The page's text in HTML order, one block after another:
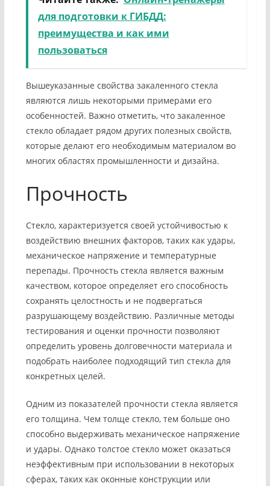
для подготовки к ГИБДД:
преимущества и как ими
пользоваться
Вышеуказанные свойства закаленного стекла
являются лишь некоторыми примерами его
особенностей. Важно отметить, что закаленное
стекло обладает рядом других полезных свойств,
которые делают его необходимым материалом во
многих областях промышленности и дизайна.
Прочность
Стекло, характеризуется своей устойчивостью к
воздействию внешних факторов, таких как удары,
механическое напряжение и температурные
перепады. Прочность стекла является важным
качеством, которое определяет его способность
сохранять целостность и не подвергаться
разрушающему воздействию. Различные методы
тестирования и оценки прочности позволяют
определить уровень долговечности материала и
подобрать наиболее подходящий тип стекла для
конкретных целей.
Одним из показателей прочности стекла является
его толщина. Чем толще стекло, тем больше оно
способно выдерживать механическое напряжение
и удары. Однако толстое стекло может оказаться
неэффективным при использовании в некоторых
сферах, таких как оконные конструкции или